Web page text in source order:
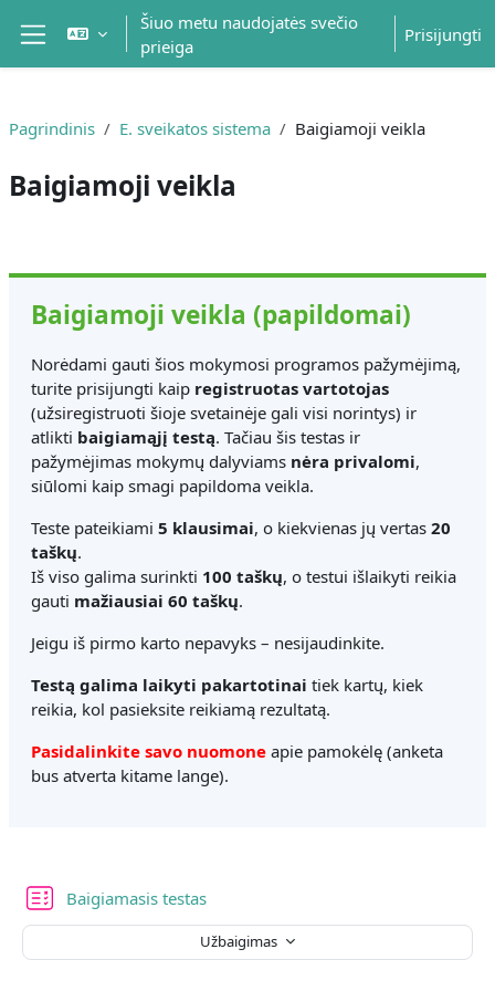
Pereiti į pagrindinį turinį
Šoninis skydelis
Šiuo metu naudojatės svečio
prieiga
Prisijungti
Pagrindinis E. sveikatos sistema Baigiamoji veikla
Baigiamoji veikla
Baigiamoji veikla (papildomai)
Norėdami gauti šios mokymosi programos pažymėjimą,
turite prisijungti kaip registruotas vartotojas
(užsiregistruoti šioje svetainėje gali visi norintys) ir
atlikti baigiamąjį testą. Tačiau šis testas ir
pažymėjimas mokymų dalyviams nėra privalomi,
siūlomi kaip smagi papildoma veikla.
Teste pateikiami 5 klausimai, o kiekvienas jų vertas 20
taškų.
Iš viso galima surinkti 100 taškų, o testui išlaikyti reikia
gauti mažiausiai 60 taškų.
Jeigu iš pirmo karto nepavyks – nesijaudinkite.
Testą galima laikyti pakartotinai tiek kartų, kiek
reikia, kol pasieksite reikiamą rezultatą.
Pasidalinkite savo nuomone apie pamokėlę (anketa
bus atverta kitame lange).
Baigiamasis testas
Užbaigimas